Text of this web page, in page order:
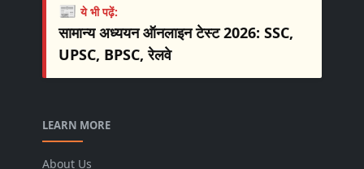
📰ये भी पढ़ें:
सामान्य अध्ययन ऑनलाइन टेस्ट 2026: SSC,
UPSC, BPSC, रेलवे
LEARN MORE
About Us